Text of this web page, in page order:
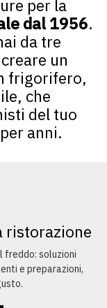
per la
dal 1956.
da tre
un
frigorifero,
che
del tuo
anni.
ristorazione
freddo: soluzioni
e preparazioni,